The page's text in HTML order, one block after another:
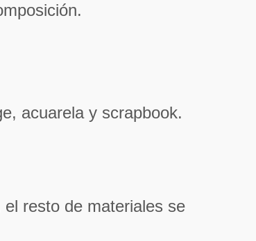
acuarela y scrapbook.
resto de materiales se